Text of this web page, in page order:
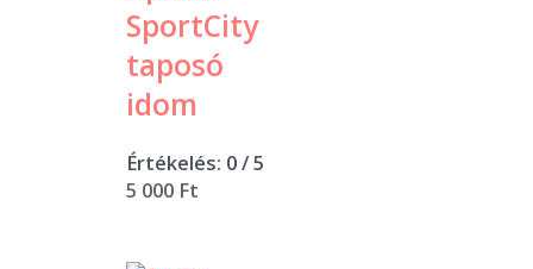
SportCity
taposó
idom
Értékelés: 0/ 5
5 000 Ft